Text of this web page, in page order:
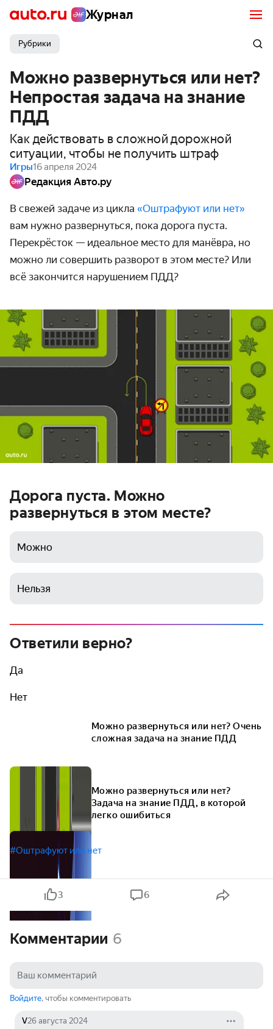
Журнал
Рубрики
Можно развернуться или нет?
Непростая задача на знание
ПДД
Как действовать в сложной дорожной
ситуации, чтобы не получить штраф
Игры16 апреля 2024
Редакция Авто.ру
В свежей задаче из цикла «Оштрафуют или нет»
вам нужно развернуться, пока дорога пуста.
Перекрёсток — идеальное место для манёвра, но
можно ли совершить разворот в этом месте? Или
всё закончится нарушением ПДД?
Дорога пуста. Можно
развернуться в этом месте?
Можно
Нельзя
Ответили верно?
Да
Нет
Можно развернуться или нет? Очень
сложная задача на знание ПДД
Можно развернуться или нет?
Задача на знание ПДД, в которой
легко ошибиться
#Оштрафуют или нет
3 6
Комментарии 6
Войдите, чтобы комментировать
V26 августа 2024